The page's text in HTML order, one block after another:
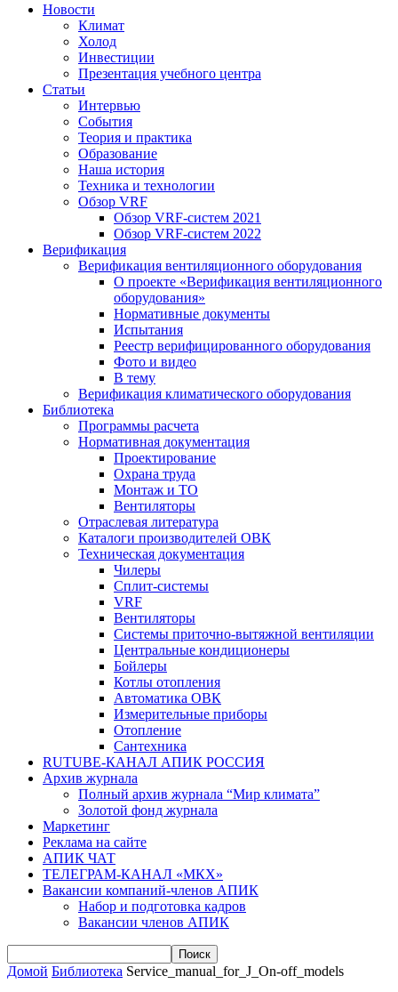
Новости
Климат
Холод
Инвестиции
Презентация учебного центра
Статьи
Интервью
События
Теория и практика
Образование
Наша история
Техника и технологии
Обзор VRF
Обзор VRF-систем 2021
Обзор VRF-систем 2022
Верификация
Верификация вентиляционного оборудования
О проекте «Верификация вентиляционного
оборудования»
Нормативные документы
Испытания
Реестр верифицированного оборудования
Фото и видео
В тему
Верификация климатического оборудования
Библиотека
Программы расчета
Нормативная документация
Проектирование
Охрана труда
Монтаж и ТО
Вентиляторы
Отраслевая литература
Каталоги производителей ОВК
Техническая документация
Чилеры
Сплит-системы
VRF
Вентиляторы
Системы приточно-вытяжной вентиляции
Центральные кондиционеры
Бойлеры
Котлы отопления
Автоматика ОВК
Измерительные приборы
Отопление
Сантехника
RUTUBE-КАНАЛ АПИК РОССИЯ
Архив журнала
Полный архив журнала “Мир климата”
Золотой фонд журнала
Маркетинг
Реклама на сайте
АПИК ЧАТ
ТЕЛЕГРАМ-КАНАЛ «МКХ»
Вакансии компаний-членов АПИК
Набор и подготовка кадров
Вакансии членов АПИК
Домой Библиотека Service_manual_for_J_On-off_models